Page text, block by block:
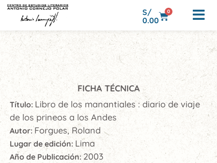
S/
0.00
0
FICHA TÉCNICA
Título: Libro de los manantiales : diario de viaje
de los prineos a los Andes
Autor: Forgues, Roland
Lugar de edición: Lima
Año de Publicación:2003